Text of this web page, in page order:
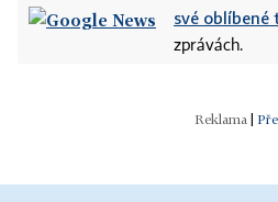
své oblíbené
zprávách.